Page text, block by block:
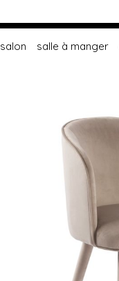
salon salle à manger